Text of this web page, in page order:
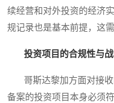
续经营和对外投资的经济
规记录也是基本前提，这
投资项目的合规性与
哥斯达黎加方面对接收
备案的投资项目本身必须